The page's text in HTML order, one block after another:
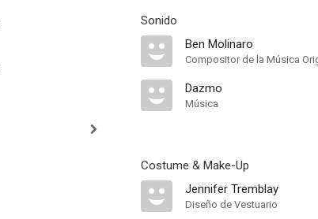
Sonido
Ben Molinaro
Compositor de la Música
Dazmo
Música
Costume & Make-Up
Jennifer Tremblay
Diseño de Vestuario